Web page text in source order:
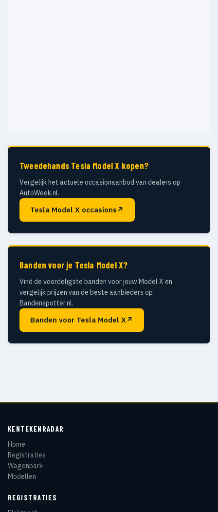
Tweedehands Tesla Model X kopen?
Vergelijk het actuele occasionaanbod van dealers op
AutoWeek.nl.
Tesla Model X occasions ↗
Banden voor je Tesla Model X?
Vind de voordeligste banden voor jouw Model X en
vergelijk prijzen van de beste aanbieders op
Bandenspotter.nl.
Banden voor Tesla Model X↗
KENTEKENRADAR
Home
Registraties
Wagenpark
Modellen
REGISTRATIES